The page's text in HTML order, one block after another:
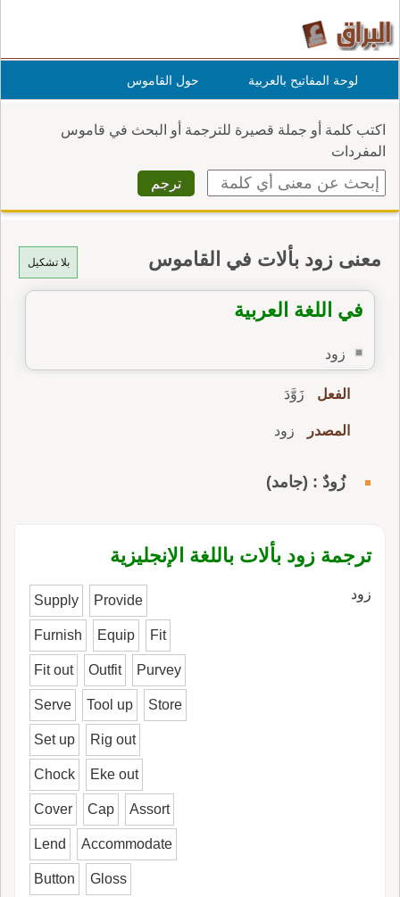
لوحة المفاتيح بالعربية حول القاموس
اكتب كلمة أو جملة قصيرة للترجمة أو البحث في قاموس
المفردات
بلا تشكيل معنى زود بألات في القاموس
في اللغة العربية
زود
الفعل زَوَّدَ
المصدر زود
زُودٌ : (جامد)
ترجمة زود بألات باللغة الإنجليزية
زود Supply Provide
Furnish Equip Fit
Fit out Outfit Purvey
Serve Tool up Store
Set up Rig out
Chock Eke out
Cover Cap Assort
Lend Accommodate
Button Gloss